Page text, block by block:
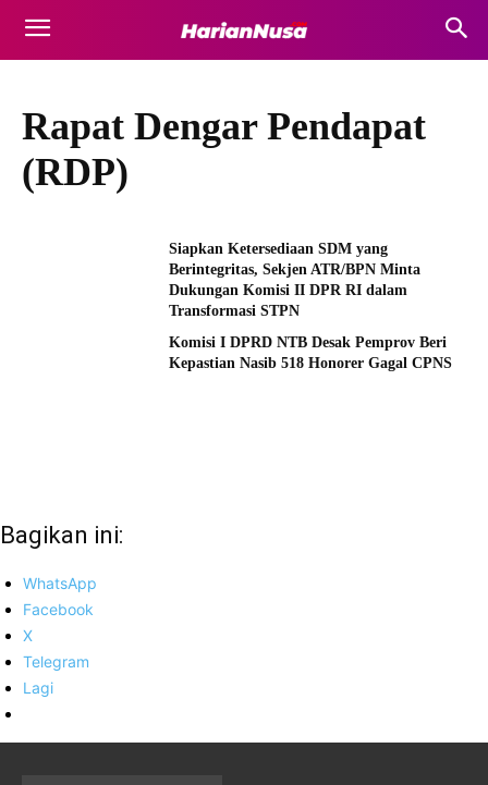
Rapat Dengar Pendapat
(RDP)
Siapkan Ketersediaan SDM yang
Berintegritas, Sekjen ATR/BPN Minta
Dukungan Komisi II DPR RI dalam
Transformasi STPN
Komisi I DPRD NTB Desak Pemprov Beri
Kepastian Nasib 518 Honorer Gagal CPNS
Bagikan ini:
WhatsApp
Facebook
X
Telegram
Lagi